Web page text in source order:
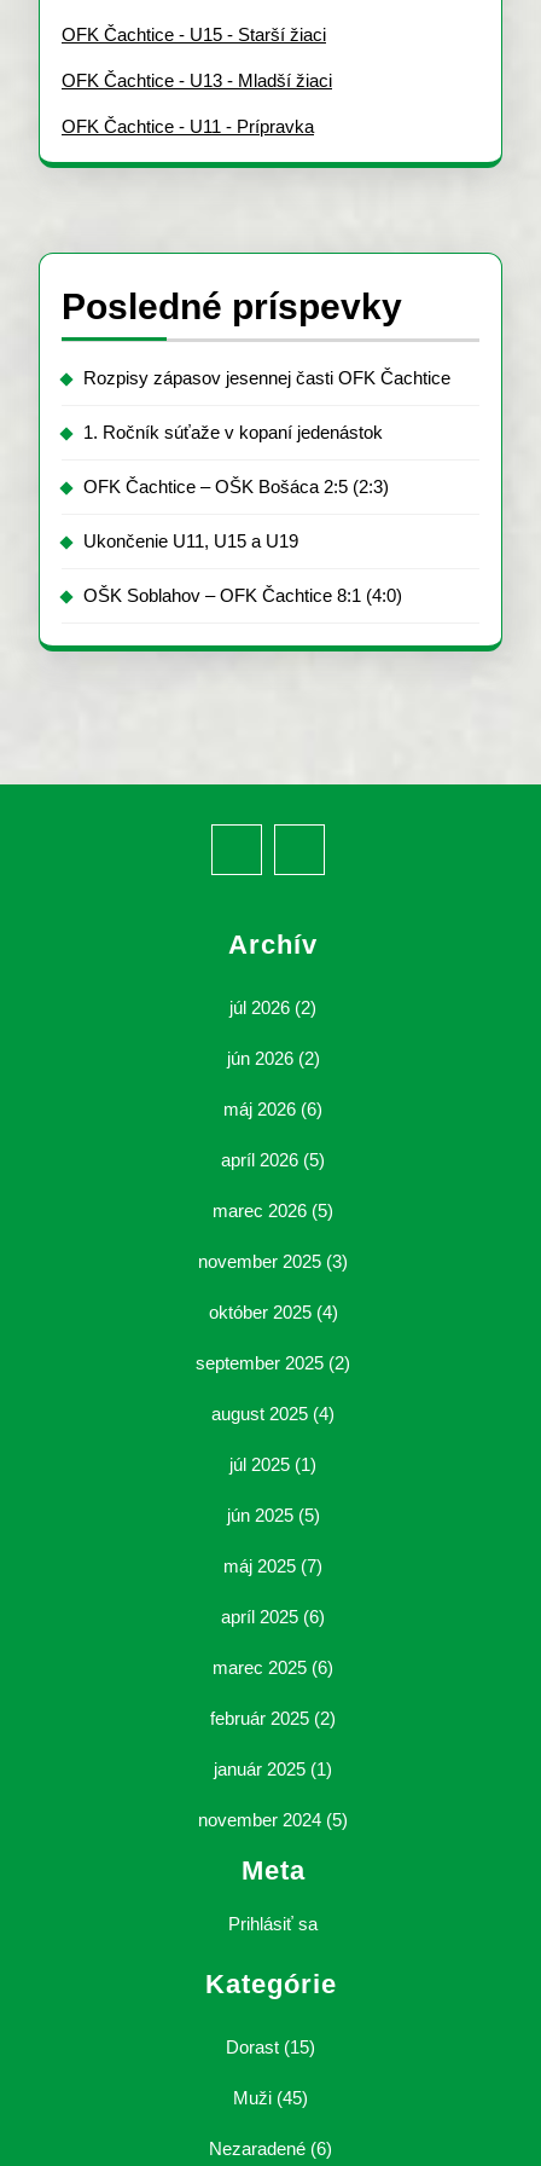
OFK Čachtice - U15 - Starší žiaci
OFK Čachtice - U13 - Mladší žiaci
OFK Čachtice - U11 - Prípravka
Posledné príspevky
Rozpisy zápasov jesennej časti OFK Čachtice
1. Ročník súťaže v kopaní jedenástok
OFK Čachtice – OŠK Bošáca 2:5 (2:3)
Ukončenie U11, U15 a U19
OŠK Soblahov – OFK Čachtice 8:1 (4:0)
Archív
júl 2026 (2)
jún 2026(2)
máj 2026 (6)
apríl 2026 (5)
marec 2026 (5)
november 2025 (3)
október 2025(4)
september 2025 (2)
august 2025 (4)
júl 2025 (1)
jún 2025(5)
máj 2025 (7)
apríl 2025 (6)
marec 2025 (6)
február 2025 (2)
január 2025 (1)
november 2024 (5)
Meta
Prihlásiť sa
Kategórie
Dorast (15)
Muži (45)
Nezaradené (6)